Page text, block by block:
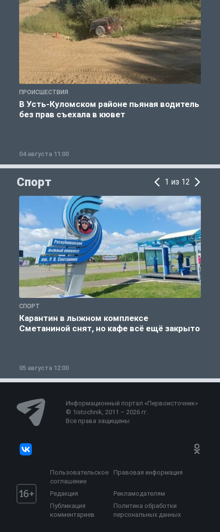
ПРОИСШЕСТВИЯ
В Усть-Куломском районе пьяная водитель
без прав съехала в кювет
04 августа 11:00
Спорт 1 из 12
СПОРТ
Карантин в лыжном комплексе
Сметаниной снят, но кафе всё ещё закрыто
05 августа 12:00
Информационный портал «Первоисточник»
© 1istochnik, 2011 – 2026 гг.
Все права защищены
Пользовательское
соглашение
Правовая информация
Редакция
Рекламодателям
Публикация
комментариев
Политика обработки
персональных данных